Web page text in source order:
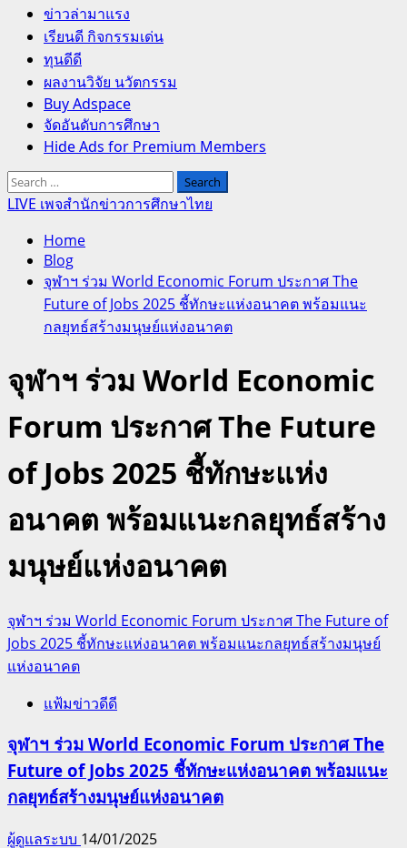
Primary
Menu
ข่าวล่ามาแรง
เรียนดี กิจกรรมเด่น
ทุนดีดี
ผลงานวิจัย นวัตกรรม
Buy Adspace
จัดอันดับการศึกษา
Hide Ads for Premium Members
Search
for:
LIVE เพจสำนักข่าวการศึกษาไทย
Home
Blog
จุฬาฯ ร่วม World Economic Forum ประกาศ The
Future of Jobs 2025 ชี้ทักษะแห่งอนาคต พร้อมแนะ
กลยุทธ์สร้างมนุษย์แห่งอนาคต
จุฬาฯ ร่วม World Economic
Forum ประกาศ The Future
of Jobs 2025 ชี้ทักษะแห่ง
อนาคต พร้อมแนะกลยุทธ์สร้าง
มนุษย์แห่งอนาคต
จุฬาฯ ร่วม World Economic Forum ประกาศ The Future of
Jobs 2025 ชี้ทักษะแห่งอนาคต พร้อมแนะกลยุทธ์สร้างมนุษย์
แห่งอนาคต
แฟ้มข่าวดีดี
จุฬาฯ ร่วม World Economic Forum ประกาศ The
Future of Jobs 2025 ชี้ทักษะแห่งอนาคต พร้อมแนะ
กลยุทธ์สร้างมนุษย์แห่งอนาคต
ผู้ดูแลระบบ 14/01/2025